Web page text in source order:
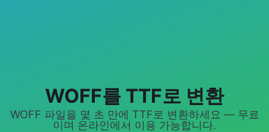
WOFF를 TTF로 변환
WOFF 파일을 몇 초 만에 TTF로 변환하세요 — 무료
이며 온라인에서 이용 가능합니다.